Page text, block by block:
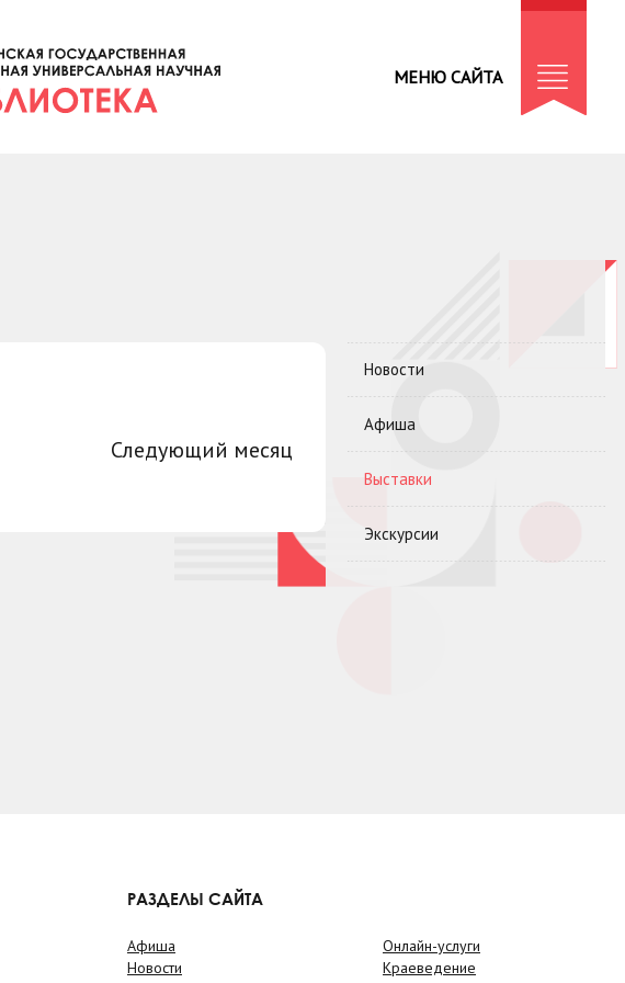
МЕНЮ САЙТА
Следующий месяц
Новости
Афиша
Выставки
Экскурсии
РАЗДЕЛЫ САЙТА
Афиша
Новости
Онлайн-услуги
Краеведение